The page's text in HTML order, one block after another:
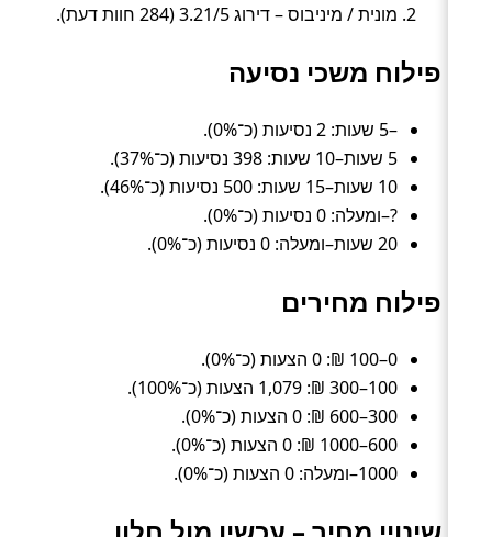
מונית / מיניבוס – דירוג 3.21/5 (284 חוות דעת).
פילוח משכי נסיעה
–5 שעות: 2 נסיעות (כ־0%).
5 שעות–10 שעות: 398 נסיעות (כ־37%).
10 שעות–15 שעות: 500 נסיעות (כ־46%).
?–ומעלה: 0 נסיעות (כ־0%).
20 שעות–ומעלה: 0 נסיעות (כ־0%).
פילוח מחירים
0–100 ₪: 0 הצעות (כ־0%).
100–300 ₪: 1,079 הצעות (כ־100%).
300–600 ₪: 0 הצעות (כ־0%).
600–1000 ₪: 0 הצעות (כ־0%).
1000–ומעלה: 0 הצעות (כ־0%).